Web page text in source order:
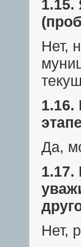
1.15.
Нет,
1.16.
Да,
1.17.
Нет,